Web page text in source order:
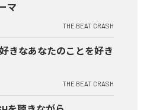
マ
THE BEAT CRASH
きなあなたのことを好き
THE BEAT CRASH